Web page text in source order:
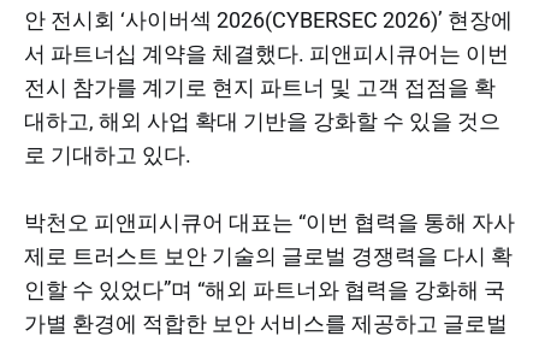
안 전시회 ‘사이버섹 2026(CYBERSEC 2026)’ 현장에
서 파트너십 계약을 체결했다. 피앤피시큐어는 이번
전시 참가를 계기로 현지 파트너 및 고객 접점을 확
대하고, 해외 사업 확대 기반을 강화할 수 있을 것으
로 기대하고 있다.
박천오 피앤피시큐어 대표는 “이번 협력을 통해 자사
제로 트러스트 보안 기술의 글로벌 경쟁력을 다시 확
인할 수 있었다”며 “해외 파트너와 협력을 강화해 국
가별 환경에 적합한 보안 서비스를 제공하고 글로벌